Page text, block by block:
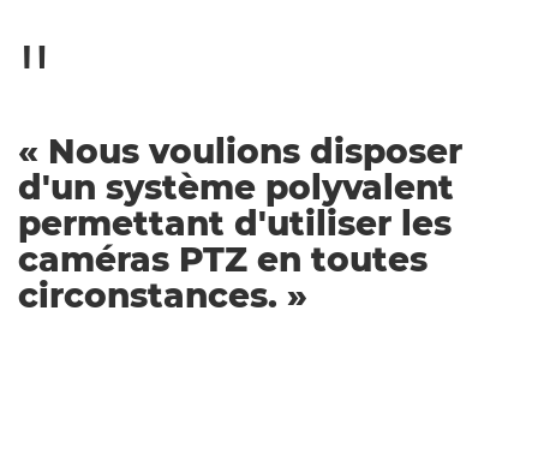
« Nous voulions disposer
d'un système polyvalent
permettant d'utiliser les
caméras PTZ en toutes
circonstances. »